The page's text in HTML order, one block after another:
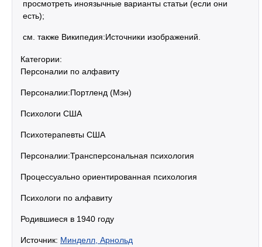
просмотреть иноязычные варианты статьи (если они
есть);
см. также Википедия:Источники изображений.
Категории:
Персоналии по алфавиту
Персоналии:Портленд (Мэн)
Психологи США
Психотерапевты США
Персоналии:Трансперсональная психология
Процессуально ориентированная психология
Психологи по алфавиту
Родившиеся в 1940 году
Источник: Минделл, Арнольд